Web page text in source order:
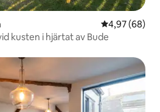
4,97 av 5 i
4,97 (68)
kusten i hjärtat av Bude